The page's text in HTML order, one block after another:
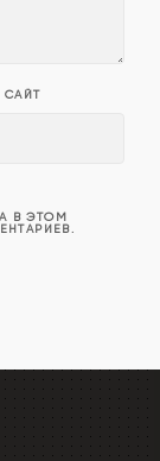
САЙТ
В ЭТОМ